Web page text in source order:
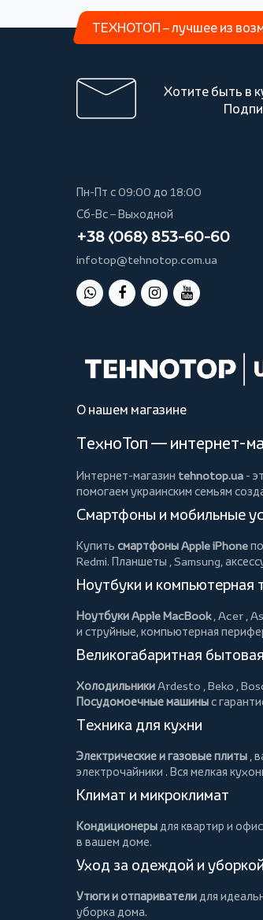
ТЕХНОТОП – лучшее из
Хотите быть в
Пн-Пт с 09:00 до 18:00
Сб-Вс – Выходной
+38 (068) 853-60-60
infotop@tehnotop.com.ua
О нашем магазине
ТехноТоп — интернет-
Интернет-магазин tehnotop.ua -
помогаем украинским семьям
Смартфоны и мобильные
Купить смартфоны Apple iPhone
Redmi. Планшеты , Samsung,
Ноутбуки и компьютерная
Ноутбуки Apple MacBook,Acer ,
и струйные, компьютерная
Великогабаритная
ХолодильникиArdesto ,Beko ,
Посудомоечные машиныс
Техника для кухни
Электрические и газовые плиты ,
электрочайники . Вся мелкая
Климат и микроклимат
Кондиционерыдля квартир и
в вашем доме.
Уход за одеждой и уборкой
Утюги и отпаривателидля
уборка дома.